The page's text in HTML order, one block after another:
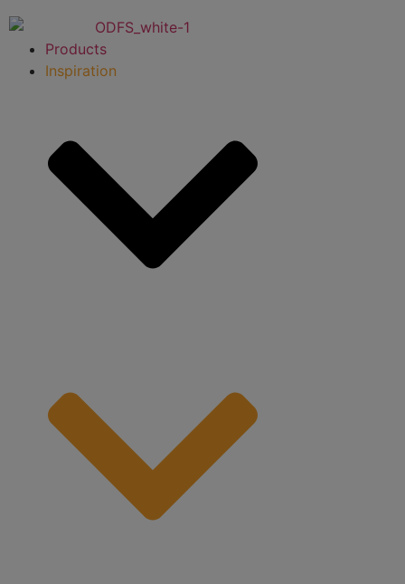
til
indholdProducts
Inspiration